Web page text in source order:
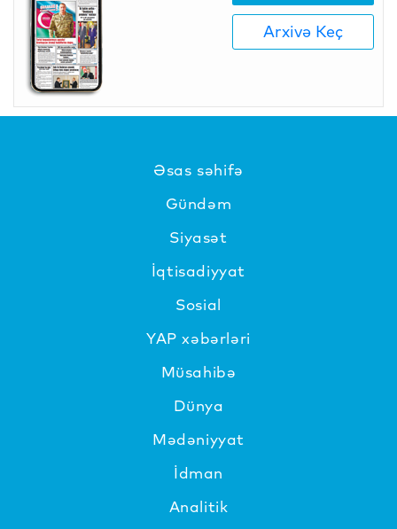
Arxivə Keç
Əsas səhifə
Gündəm
Siyasət
İqtisadiyyat
Sosial
YAP xəbərləri
Müsahibə
Dünya
Mədəniyyat
İdman
Analitik